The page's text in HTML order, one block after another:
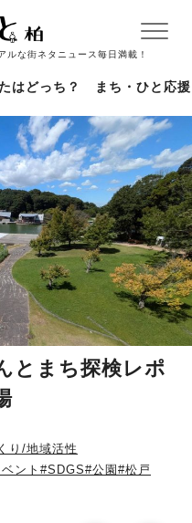
ルな街ネタニュース毎日満載！
はどっち？ まち・ひと応援
とまち探検レポ
り/地域活性
ント #SDGS#公園 #松戸